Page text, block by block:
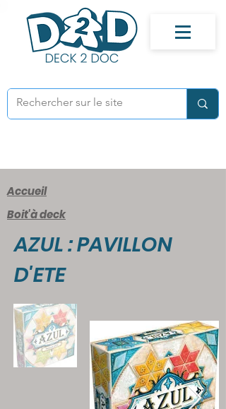
Accueil
Boit'à deck
AZUL : PAVILLON
D'ETE